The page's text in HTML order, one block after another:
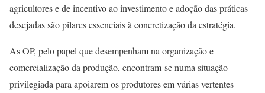
agricultores e de incentivo ao investimento e adoção das práticas
desejadas são pilares essenciais à concretização da estratégia.
As OP, pelo papel que desempenham na organização e
comercialização da produção, encontram-se numa situação
privilegiada para apoiarem os produtores em várias vertentes